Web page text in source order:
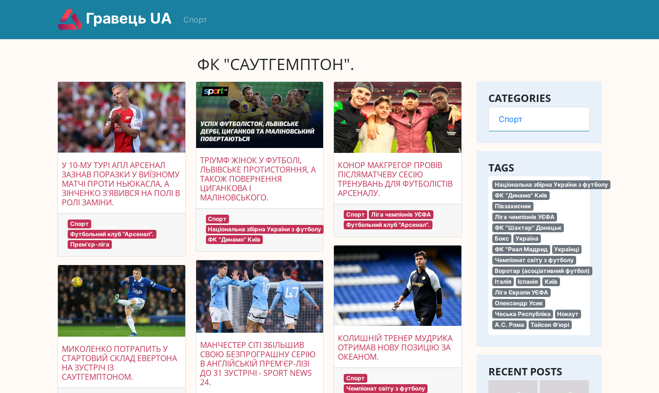
Гравець UA Спорт
ФК "САУТГЕМПТОН".
CATEGORIES
Спорт
TAGS
Національна збірна України з футболу
ФК "Динамо" Київ
Півзахисник
Ліга чемпіонів УЄФА
ФК "Шахтар" Донецьк
Бокс
Україна
ФК "Реал Мадрид
Українці
Чемпіонат світу з футболу
Воротар (асоціативний футбол)
Італія
Іспанія
Київ
Ліга Європи УЄФА
Олександр Усик
Чеська Республіка
Нокаут
А.С. Рома
Тайсон Ф'юрі
RECENT POSTS
У 10-МУ ТУРІ АПЛ АРСЕНАЛ
ЗАЗНАВ ПОРАЗКИ У ВИЇЗНОМУ
МАТЧІ ПРОТИ НЬЮКАСЛА, А
ЗІНЧЕНКО З'ЯВИВСЯ НА ПОЛІ В
РОЛІ ЗАМІНИ.
Спорт
Футбольний клуб "Арсенал".
Прем'єр-ліга
МИКОЛЕНКО ПОТРАПИТЬ У
СТАРТОВИЙ СКЛАД ЕВЕРТОНА
НА ЗУСТРІЧ ІЗ
САУТГЕМПТОНОМ.
ТРІУМФ ЖІНОК У ФУТБОЛІ,
ЛЬВІВСЬКЕ ПРОТИСТОЯННЯ, А
ТАКОЖ ПОВЕРНЕННЯ
ЦИГАНКОВА І
МАЛІНОВСЬКОГО.
Спорт
Національна збірна України з футболу
ФК "Динамо" Київ
МАНЧЕСТЕР СІТІ ЗБІЛЬШИВ
СВОЮ БЕЗПРОГРАШНУ СЕРІЮ
В АНГЛІЙСЬКІЙ ПРЕМ'ЄР-ЛІЗІ
ДО 31 ЗУСТРІЧІ - SPORT NEWS
24.
КОНОР МАКГРЕГОР ПРОВІВ
ПІСЛЯМАТЧЕВУ СЕСІЮ
ТРЕНУВАНЬ ДЛЯ ФУТБОЛІСТІВ
АРСЕНАЛУ.
Спорт
Ліга чемпіонів УЄФА
Футбольний клуб "Арсенал".
КОЛИШНІЙ ТРЕНЕР МУДРИКА
ОТРИМАВ НОВУ ПОЗИЦІЮ ЗА
ОКЕАНОМ.
Спорт
Чемпіонат світу з футболу